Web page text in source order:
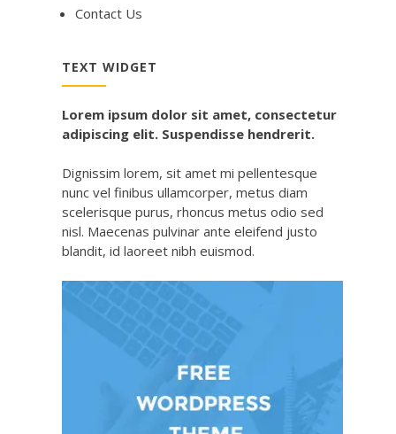
Contact Us
TEXT WIDGET
Lorem ipsum dolor sit amet, consectetur
adipiscing elit. Suspendisse hendrerit.
Dignissim lorem, sit amet mi pellentesque
nunc vel finibus ullamcorper, metus diam
scelerisque purus, rhoncus metus odio sed
nisl. Maecenas pulvinar ante eleifend justo
blandit, id laoreet nibh euismod.